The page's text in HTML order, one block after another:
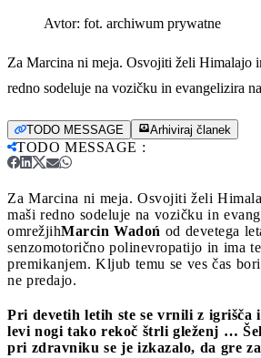
Avtor: fot. archiwum prywatne
Za Marcina ni meja. Osvojiti želi Himalajo
redno sodeluje na vozičku in evangelizira
TODO MESSAGE Arhiviraj članek
TODO MESSAGE :
Za Marcina ni meja. Osvojiti želi
maši redno sodeluje na vozičku in
omrežjihMarcin Wadoń od devetega
senzomotorično polinevropatijo in ima
premikanjem. Kljub temu se ves čas
ne predajo.
Pri devetih letih ste se vrnili z igrišča
levi nogi tako rekoč štrli gleženj …
pri zdravniku se je izkazalo, da gre